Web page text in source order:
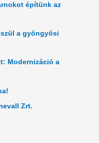
építünk az
a gyöngyösi
Modernizáció a
Zrt.